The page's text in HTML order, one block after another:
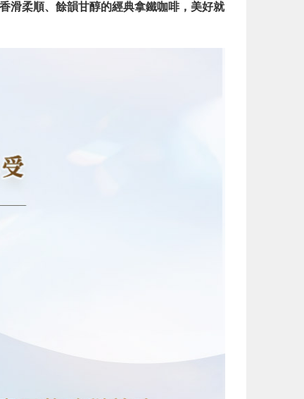
滑柔順、餘韻甘醇的經典拿鐵咖啡，美好就